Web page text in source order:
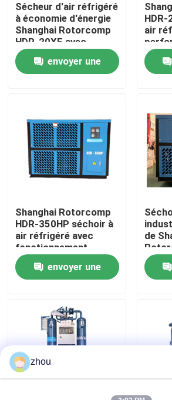
Maison
Vidéos
Au sujet de nous
Visite d'usine
Contrôle de qualité
Contactez-nous
Nouvelles
Cas
Demandez une citation
Sécheur d'air réfrigéré
à économie d'énergie
Shanghai Rotorcomp
HDR-20XF avec
fonctionnement
automatique et air de
purge faible ≤4-6%
envoyer une
HDR-
air
Shanghai Rotorcomp
HDR-350HP séchoir à
air réfrigéré avec
fonctionnement
automatique
envoyer une
de
zhou